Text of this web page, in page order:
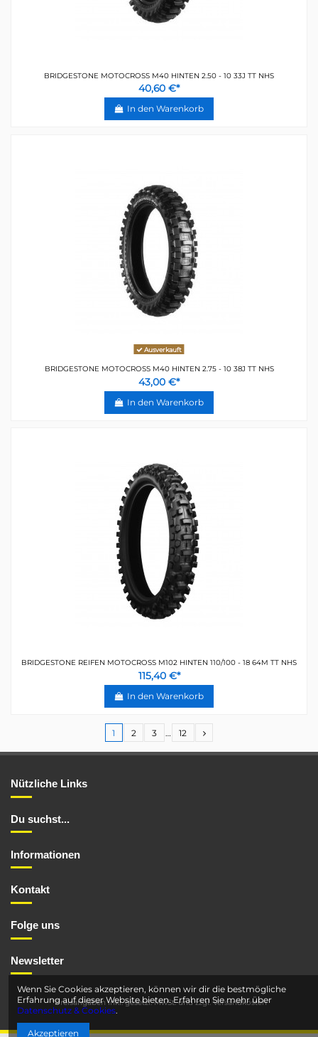
BRIDGESTONE MOTOCROSS M40 HINTEN 2.50 - 10 33J TT NHS
40,60 €*
In den Warenkorb
Ausverkauft
BRIDGESTONE MOTOCROSS M40 HINTEN 2.75 - 10 38J TT NHS
43,00 €*
In den Warenkorb
BRIDGESTONE REIFEN MOTOCROSS M102 HINTEN 110/100 - 18 64M TT NHS
115,40 €*
In den Warenkorb
1 2 3 … 12
Nützliche Links
Du suchst...
Informationen
Kontakt
Folge uns
Newsletter
*Preisangaben inkl. gesetzl. MwSt. undzzgl. Versandkosten
Wenn Sie Cookies akzeptieren, können wir dir die bestmögliche
Erfahrung auf dieser Website bieten. Erfahren Sie mehr über
Datenschutz & Cookies.
Akzeptieren